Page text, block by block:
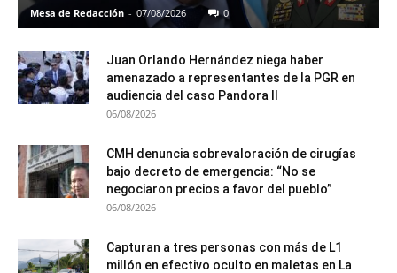
Mesa de Redacción - 07/08/2026 0
Juan Orlando Hernández niega haber
amenazado a representantes de la PGR en
audiencia del caso Pandora II
06/08/2026
CMH denuncia sobrevaloración de cirugías
bajo decreto de emergencia: “No se
negociaron precios a favor del pueblo”
06/08/2026
Capturan a tres personas con más de L1
millón en efectivo oculto en maletas en La